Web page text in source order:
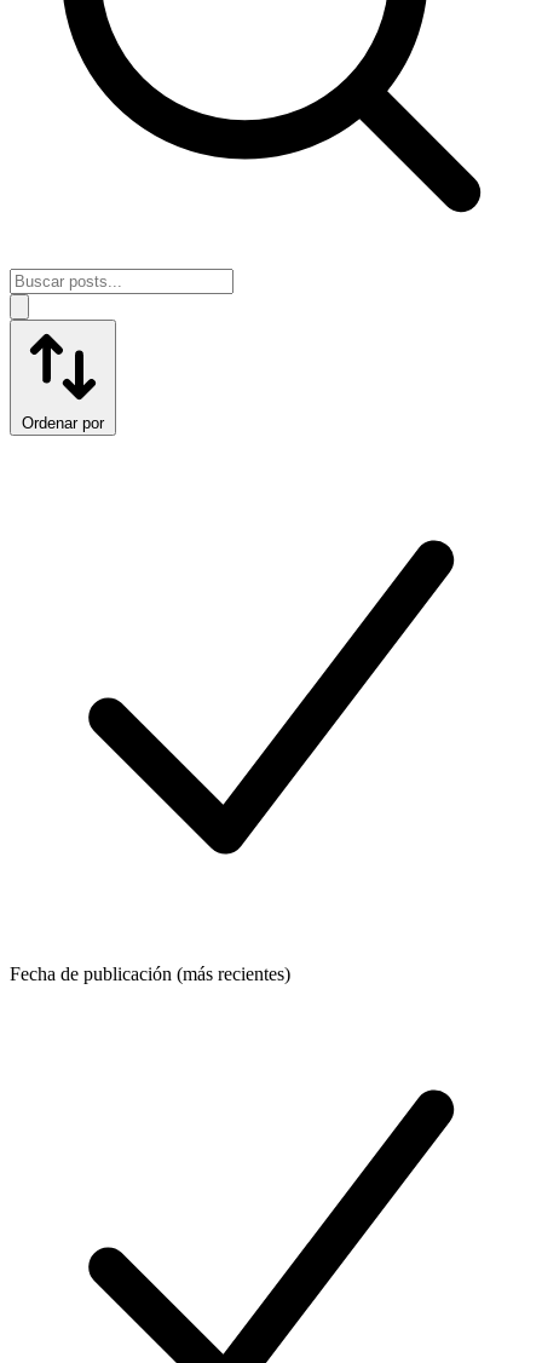
Ordenar por
Fecha de publicación (más recientes)